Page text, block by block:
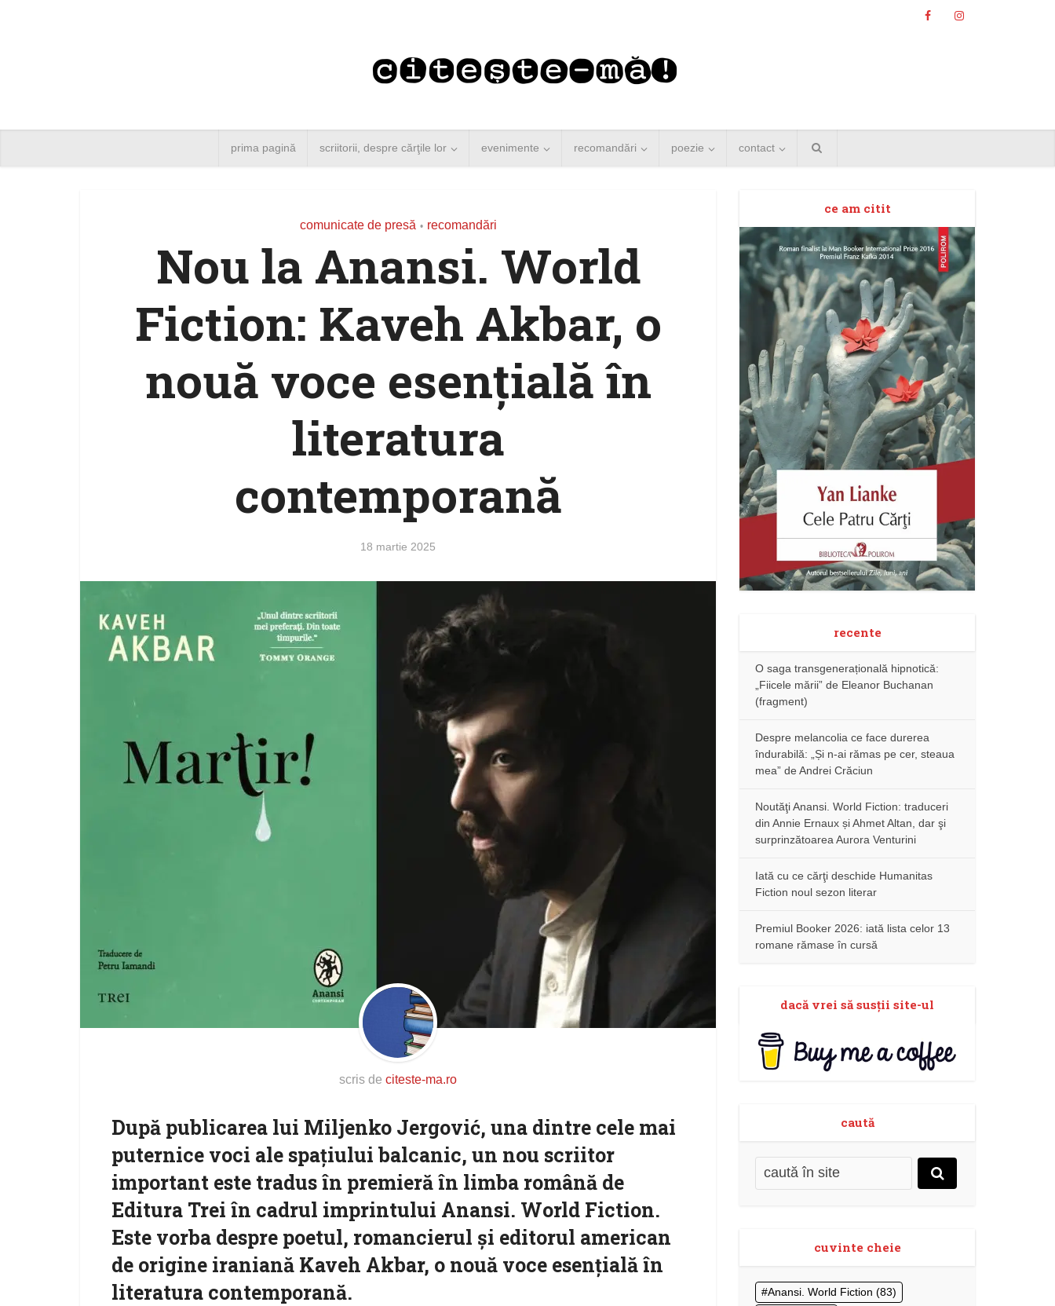
prima pagină scriitorii, despre cărţile lor evenimente recomandări poezie contact
comunicate de presă • recomandări
Nou la Anansi. World
Fiction: Kaveh Akbar, o
nouă voce esențială în
literatura
contemporană
18 martie 2025
scris de citeste-ma.ro
După publicarea lui Miljenko Jergović, una dintre cele mai
puternice voci ale spațiului balcanic, un nou scriitor
important este tradus în premieră în limba română de
Editura Trei în cadrul imprintului Anansi. World Fiction.
Este vorba despre poetul, romancierul și editorul american
de origine iraniană Kaveh Akbar, o nouă voce esențială în
literatura contemporană.
ce am citit
recente
O saga transgenerațională hipnotică:
„Fiicele mării” de Eleanor Buchanan
(fragment)
Despre melancolia ce face durerea
îndurabilă: „Și n-ai rămas pe cer, steaua
mea” de Andrei Crăciun
Noutăţi Anansi. World Fiction: traduceri
din Annie Ernaux și Ahmet Altan, dar şi
surprinzătoarea Aurora Venturini
Iată cu ce cărţi deschide Humanitas
Fiction noul sezon literar
Premiul Booker 2026: iată lista celor 13
romane rămase în cursă
dacă vrei să susţii site-ul
caută
cuvinte cheie
Anansi. World Fiction (83)